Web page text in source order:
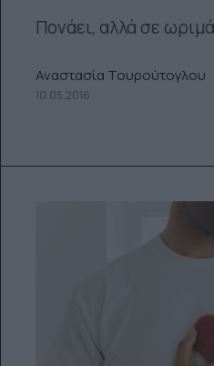
Πονάει, αλλά σε
Αναστασία Τουρούτογλου
10.05.2016